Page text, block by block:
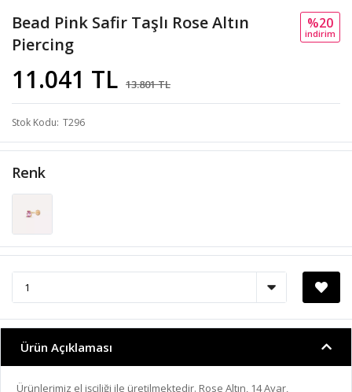
Bead Pink Safir Taşlı Rose Altın
Piercing
11.041 TL 13.801 TL
%20
i̇ndi̇ri̇m
Stok Kodu T296
Renk
Ürün Açıklaması
Ürünlerimiz el işçiliği ile üretilmektedir. Rose Altın, 14 Ayar,